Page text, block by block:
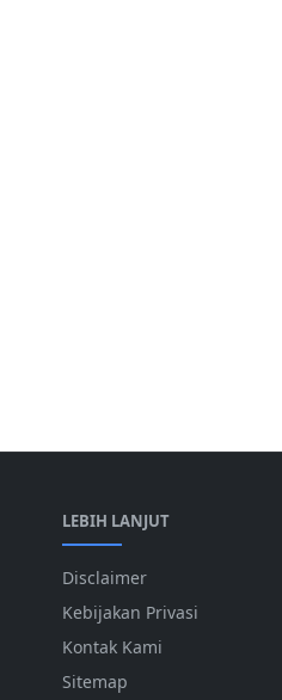
LEBIH LANJUT
Disclaimer
Kebijakan Privasi
Kontak Kami
Sitemap